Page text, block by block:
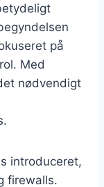
på
Med
nødvendigt
introduceret,
firewalls.